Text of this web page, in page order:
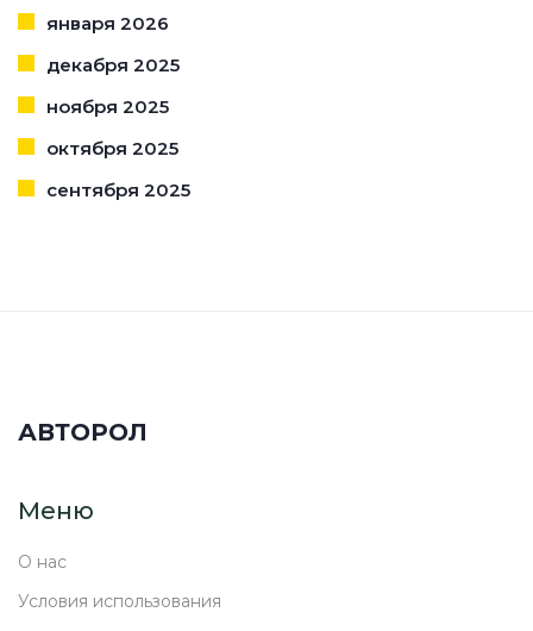
января 2026
декабря 2025
ноября 2025
октября 2025
сентября 2025
АВТОРОЛ
Меню
О нас
Условия использования